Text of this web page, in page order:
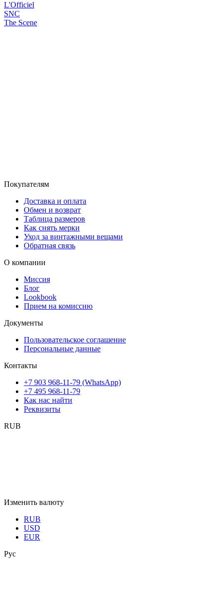
L'Officiel
SNC
The Scene
Покупателям
Доставка и оплата
Обмен и возврат
Таблица размеров
Как снять мерки
Уход за винтажными вещами
Обратная связь
О компании
Миссия
Блог
Lookbook
Прием на комиссию
Документы
Пользовательское соглашение
Персональные данные
Контакты
+7 903 968-11-79 (WhatsApp)
+7 495 968-11-79
Как нас найти
Реквизиты
RUB
Изменить валюту
RUB
USD
EUR
Рус